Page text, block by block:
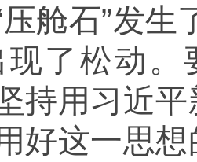
压舱石”发
现了松动
持用习近
好这一思